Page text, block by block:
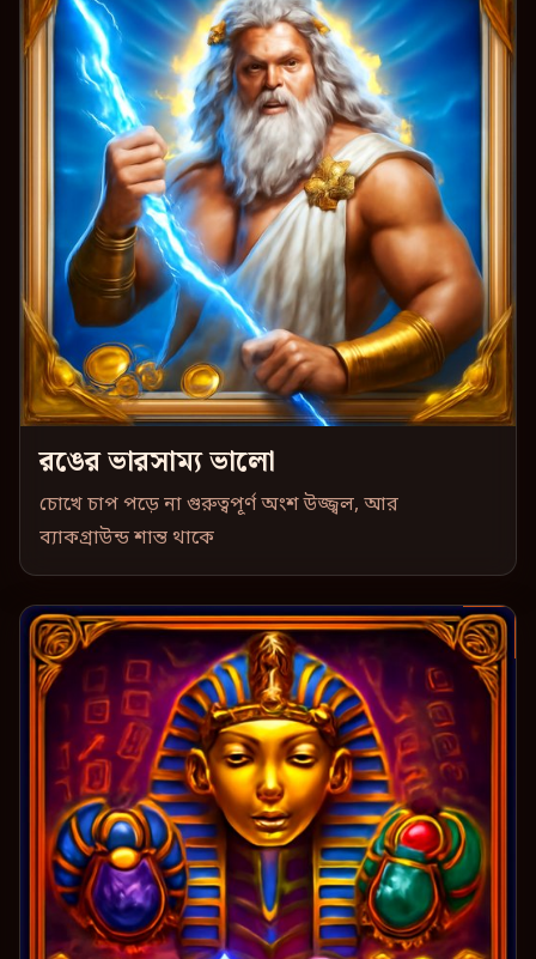
রঙের ভারসাম্য ভালো
চোখে চাপ পড়ে না গুরুত্বপূর্ণ অংশ উজ্জ্বল, আর
ব্যাকগ্রাউন্ড শান্ত থাকে